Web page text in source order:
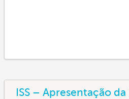
ISS – Apresentação da